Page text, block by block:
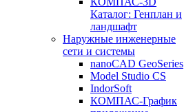
Каталог: Генплан и
ландшафт
Наружные инженерные
сети и системы
nanoCAD GeoSeries
Model Studio CS
IndorSoft
КОМПАС-График